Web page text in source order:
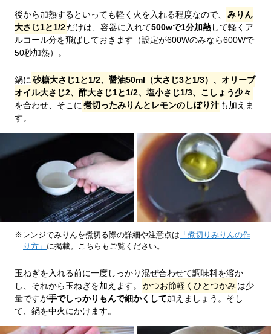
後から加熱するといっても軽く火を入れる程度なので、
みりん
大さじ1と1/2だけは、容器に入れて500wで1分加熱して軽くア
ルコール分を飛ばしておきます（設定が600Wのみなら600Wで
50秒加熱）。
鍋に 砂糖大さじ1と1/2、醤油50ml（大さじ3と1/3）、オリーブ
オイル大さじ2、酢大さじ1と1/2、塩小さじ1/3、こしょう少々
を合わせ、そこに 煮切ったみりんとレモンのしぼり汁 も加えま
す。
※レンジでみりんを煮切る際の詳細や注意点は 「煮切りみりんの作
り方」 に掲載。こちらもご覧ください。
玉ねぎを入れる前に一度しっかり混ぜ合わせて調味料を溶か
し、それから玉ねぎを加えます。
かつお節軽くひとつかみは少
量ですが手でしっかりもんで細かくして加えましょう。そし
て、鍋を中火にかけます。